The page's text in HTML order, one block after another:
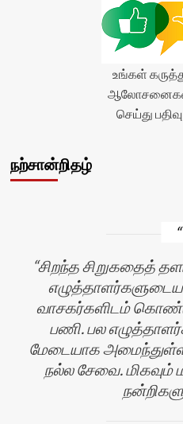
உங்கள்
செய்து
நற்சான்றிதழ்
சிறந்த சிறுகதைத்
வாசகர்களிடம்
பணி. பல
மேடையாக
நல்ல சேவை. மிகவும்